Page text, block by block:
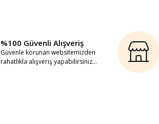
%100 Güvenli Alışveriş
Güvenle korunan websitemizden
rahatlıkla alışveriş yapabilirsiniz...